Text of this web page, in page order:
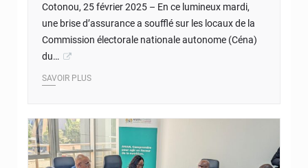
Cotonou, 25 février 2025 – En ce lumineux mardi,
une brise d’assurance a soufflé sur les locaux de la
Commission électorale nationale autonome (Céna)
du…
SAVOIR PLUS